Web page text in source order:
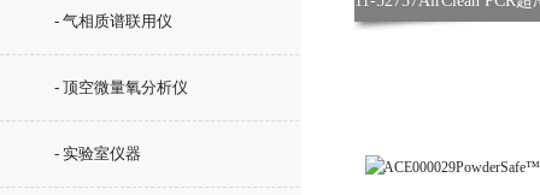
- 气相质谱联用仪
- 顶空微量氧分析仪
- 实验室仪器